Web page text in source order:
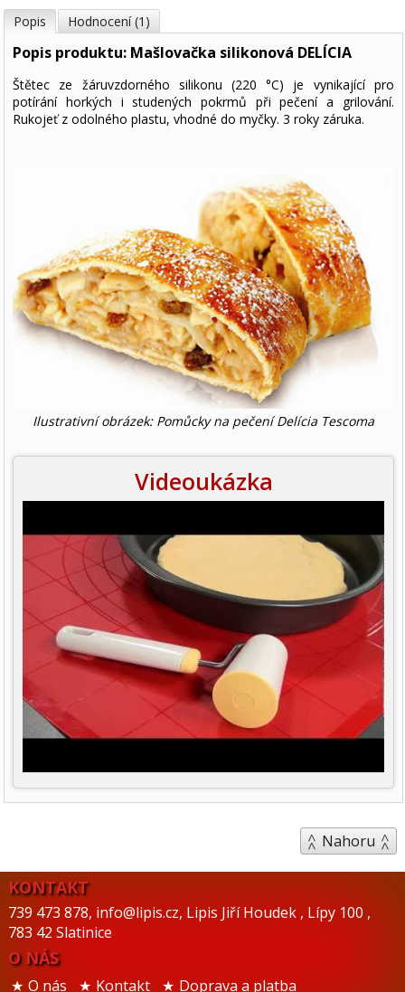
Popis Hodnocení (1)
Popis produktu: Mašlovačka silikonová DELÍCIA
Štětec ze žáruvzdorného silikonu (220 °C) je vynikající pro
potírání horkých i studených pokrmů při pečení a grilování.
Rukojeť z odolného plastu, vhodné do myčky. 3 roky záruka.
Ilustrativní obrázek: Pomůcky na pečení Delícia Tescoma
Videoukázka
Nahoru
KONTAKT
739 473 878, info@lipis.cz, Lipis Jiří Houdek , Lípy 100 ,
783 42 Slatinice
O NÁS
O nás Kontakt Doprava a platba